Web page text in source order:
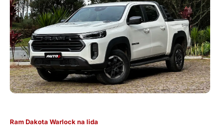
Ram Dakota Warlock na lida